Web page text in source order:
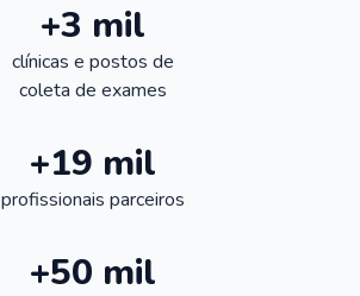
+3 mil
clínicas e postos de
coleta de exames
+19 mil
profissionais parceiros
+50 mil